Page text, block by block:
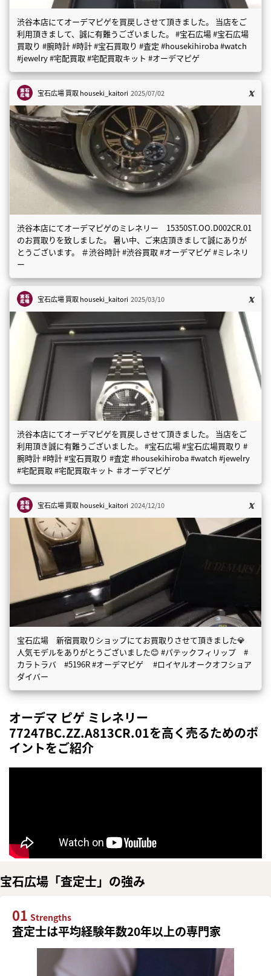
渋谷本店にてオーデマピゲを買戻しさせて頂きました。 当店をご
利用頂きまして、誠に有難うございました。 #宝石広場 #宝石広場
買取り #腕時計 #時計 #宝石買取り #査定 #housekihiroba #watch
#jewelry #宅配買取 #宅配買取キット #オーデマピゲ
宝石広場 買取houseki_kaitori 2025/07/02
渋谷本店にてオーデマピゲのミレネリー 15350ST.OO.D002CR.01
のお買取りを致しました。 暑い中、ご来店頂きまして誠にありが
とうございます。 ＃渋谷時計 #渋谷買取 #オーデマピゲ #ミレネリ
ー
宝石広場 買取houseki_kaitori 2025/03/10
渋谷本店にてオーデマピゲを買戻しさせて頂きました。 当店をご
利用頂き誠に有難うございました。 #宝石広場 #宝石広場買取り #
腕時計 #時計 #宝石買取り #査定 #housekihiroba #watch #jewelry
#宅配買取 #宅配買取キット ＃オーデマピゲ
宝石広場 買取houseki_kaitori 2024/12/10
宝石広場 新宿買取りショップにてお買取りさせて頂きました💎
人気モデルをありがとうございました😊 #パテックフィリップ #
カラトラバ #5196R #オーデマピゲ #ロイヤルオークオフショア
ダイバー
オーデマ ピゲ ミレネリー
77247BC.ZZ.A813CR.01を高く売るためのポ
イントをご紹介
宝石広場「査定士」の強み
01 Strengths
査定士は平均経験年数20年以上の専門家